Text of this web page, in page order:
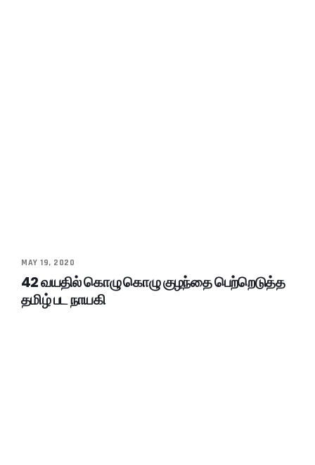
MAY 19, 2020
42 வயதில் கொழு கொழு குழந்தை பெற்றெடுத்த
தமிழ் பட நாயகி